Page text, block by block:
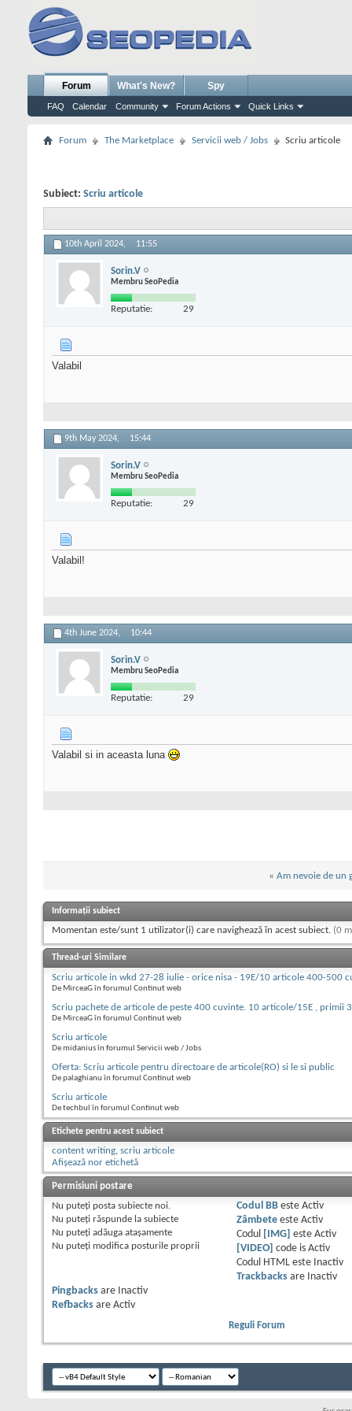
Forum
FAQ Calendar Community Forum Actions Quick Links
What's New? Spy
Forum The Marketplace Servicii web / Jobs Scriu articole
Subiect: Scriu articole
10th April 2024, 11:55
Sorin.V
Membru SeoPedia
Reputatie: 29
Valabil
9th May 2024, 15:44
Sorin.V
Membru SeoPedia
Reputatie: 29
Valabil!
4th June 2024, 10:44
Sorin.V
Membru SeoPedia
Reputatie: 29
Valabil si in aceasta luna
« Am nevoie de un
Informații subiect
Momentan este/sunt 1 utilizator(i) care navighează în acest subiect. (0
Thread-uri Similare
Scriu articole in wkd 27-28 iulie - orice nisa - 19E/10 articole 400-500
De MirceaG în forumul Continut web
Scriu pachete de articole de peste 400 cuvinte. 10 articole/15E , primii
De MirceaG în forumul Continut web
Scriu articole
De midanius în forumul Servicii web / Jobs
Oferta: Scriu articole pentru directoare de articole(RO) si le si public
De palaghianu în forumul Continut web
Scriu articole
De techbul în forumul Continut web
Etichete pentru acest subiect
content writing, scriu articole
Afișează nor etichetă
Permisiuni postare
Nu puteţi posta subiecte noi.
Nu puteţi răspunde la subiecte
Nu puteţi adăuga ataşamente
Nu puteţi modifica posturile proprii
Codul BBeste Activ
Zâmbeteeste Activ
Codul
[IMG] este Activ
[VIDEO] code is Activ
Codul HTML este
Inactiv
Trackbacksare
Inactiv
Pingbacks are
Inactiv
Refbacks are Activ
Reguli Forum